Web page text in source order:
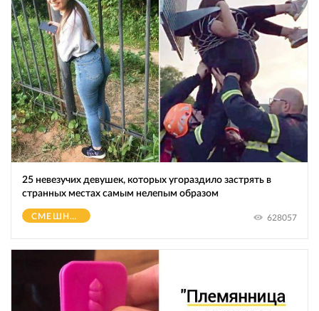
25 невезучих девушек, которых угораздило застрять в
странных местах самым нелепым образом
СМЕШНОЕ 628057